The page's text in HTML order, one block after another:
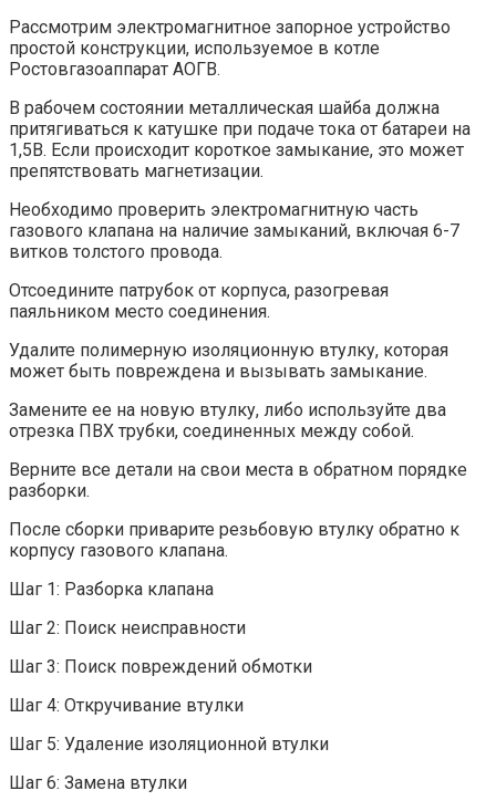
Рассмотрим электромагнитное запорное устройство
простой конструкции, используемое в котле
Ростовгазоаппарат АОГВ.
В рабочем состоянии металлическая шайба должна
притягиваться к катушке при подаче тока от батареи на
1,5В. Если происходит короткое замыкание, это может
препятствовать магнетизации.
Необходимо проверить электромагнитную часть
газового клапана на наличие замыканий, включая 6-7
витков толстого провода.
Отсоедините патрубок от корпуса, разогревая
паяльником место соединения.
Удалите полимерную изоляционную втулку, которая
может быть повреждена и вызывать замыкание.
Замените ее на новую втулку, либо используйте два
отрезка ПВХ трубки, соединенных между собой.
Верните все детали на свои места в обратном порядке
разборки.
После сборки приварите резьбовую втулку обратно к
корпусу газового клапана.
Шаг 1: Разборка клапана
Шаг 2: Поиск неисправности
Шаг 3: Поиск повреждений обмотки
Шаг 4: Откручивание втулки
Шаг 5: Удаление изоляционной втулки
Шаг 6: Замена втулки